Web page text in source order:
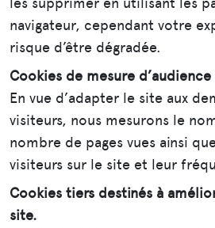
navigateur, cependant votre
risque d’être dégradée.
Cookies de mesure d’audience
En vue d’adapter le site aux
visiteurs, nous mesurons le
nombre de pages vues ainsi
visiteurs sur le site et leur
Cookies tiers destinés à
site.